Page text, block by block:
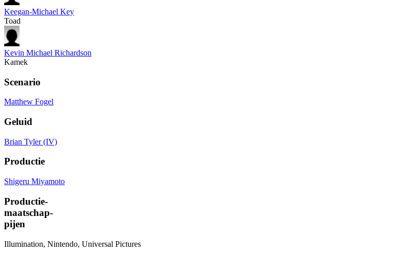
Keegan-Michael Key
Toad
Kevin Michael Richardson
Kamek
Scenario
Matthew Fogel
Geluid
Brian Tyler (IV)
Productie
Shigeru Miyamoto
Productie-
maatschap-
pijen
Illumination, Nintendo, Universal Pictures